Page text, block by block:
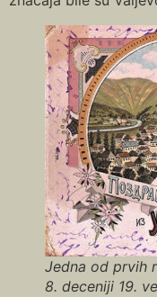
Jedna od prvih
8. deceniji 19.